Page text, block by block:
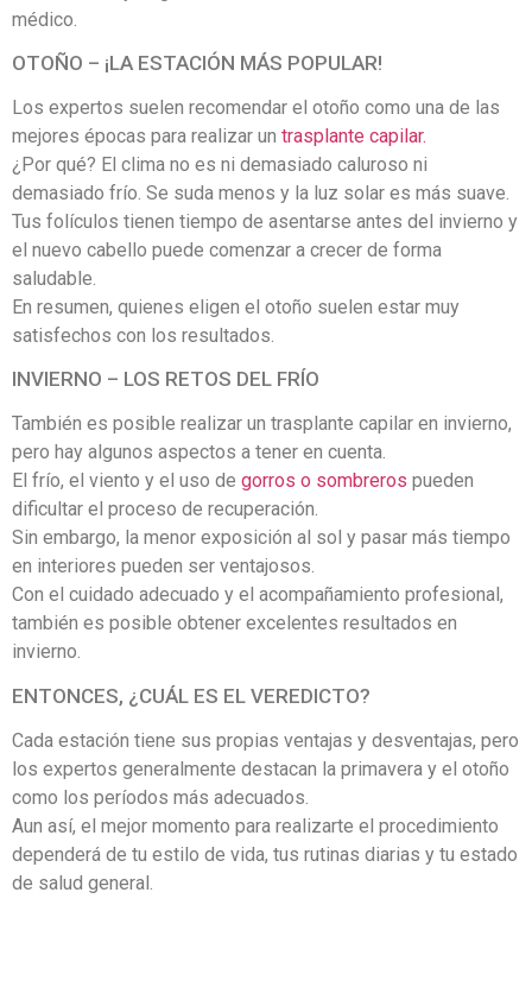
médico.
OTOÑO – ¡LA ESTACIÓN MÁS POPULAR!
Los expertos suelen recomendar el otoño como una de las
mejores épocas para realizar un trasplante capilar.
¿Por qué? El clima no es ni demasiado caluroso ni
demasiado frío. Se suda menos y la luz solar es más suave.
Tus folículos tienen tiempo de asentarse antes del invierno y
el nuevo cabello puede comenzar a crecer de forma
saludable.
En resumen, quienes eligen el otoño suelen estar muy
satisfechos con los resultados.
INVIERNO – LOS RETOS DEL FRÍO
También es posible realizar un trasplante capilar en invierno,
pero hay algunos aspectos a tener en cuenta.
El frío, el viento y el uso de gorros o sombreros pueden
dificultar el proceso de recuperación.
Sin embargo, la menor exposición al sol y pasar más tiempo
en interiores pueden ser ventajosos.
Con el cuidado adecuado y el acompañamiento profesional,
también es posible obtener excelentes resultados en
invierno.
ENTONCES, ¿CUÁL ES EL VEREDICTO?
Cada estación tiene sus propias ventajas y desventajas, pero
los expertos generalmente destacan la primavera y el otoño
como los períodos más adecuados.
Aun así, el mejor momento para realizarte el procedimiento
dependerá de tu estilo de vida, tus rutinas diarias y tu estado
de salud general.